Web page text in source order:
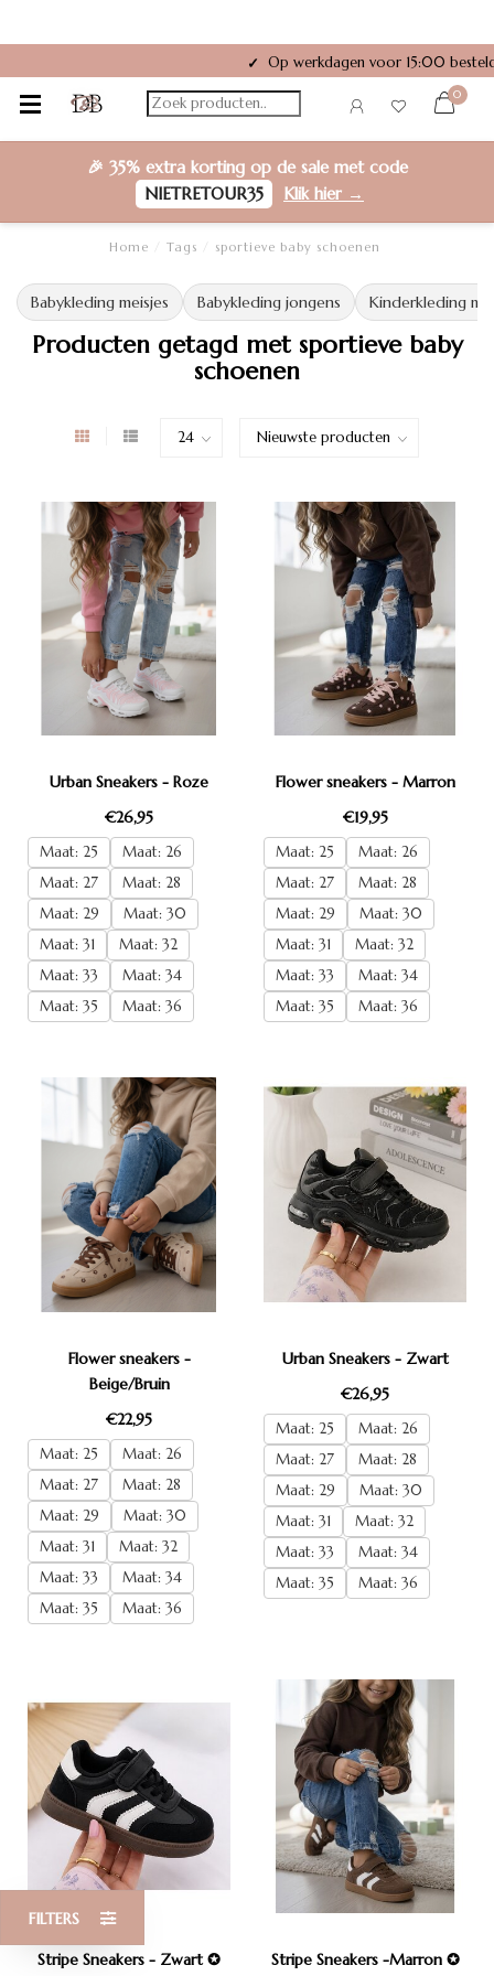
✓ Gratis verzending vanaf €50,-
Achteraf betalen met Klarna of Riverty
0
🎉 35% extra kortingop de sale met code
NIETRETOUR35
Klik hier →
Home Tags sportieve baby schoenen
Babykleding meisjes Babykleding jongens Kinderkleding
Producten getagd met sportieve baby
schoenen
FILTERS
Urban Sneakers - Roze
€26,95
Maat: 25
Maat: 26
Maat: 27
Maat: 28
Maat: 29
Maat: 30
Maat: 31
Maat: 32
Maat: 33
Maat: 34
Maat: 35
Maat: 36
Flower sneakers - Marron
€19,95
Maat: 25
Maat: 26
Maat: 27
Maat: 28
Maat: 29
Maat: 30
Maat: 31
Maat: 32
Maat: 33
Maat: 34
Maat: 35
Maat: 36
Flower sneakers -
Beige/Bruin
€22,95
Maat: 25
Maat: 26
Maat: 27
Maat: 28
Maat: 29
Maat: 30
Maat: 31
Maat: 32
Maat: 33
Maat: 34
Maat: 35
Maat: 36
Urban Sneakers - Zwart
€26,95
Maat: 25
Maat: 26
Maat: 27
Maat: 28
Maat: 29
Maat: 30
Maat: 31
Maat: 32
Maat: 33
Maat: 34
Maat: 35
Maat: 36
Stripe Sneakers - Zwart ✪ Stripe Sneakers -Marron ✪